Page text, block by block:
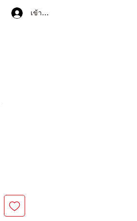
เข้าสู่ระบบ